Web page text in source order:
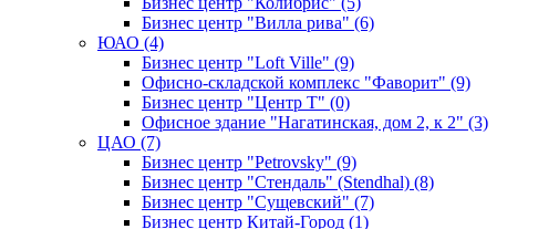
Бизнес центр "Вилла рива" (6)
ЮАО (4)
Бизнес центр "Loft Ville" (9)
Офисно-складской комплекс "Фаворит" (9)
Бизнес центр "Центр Т" (0)
Офисное здание "Нагатинская, дом 2, к 2" (3)
ЦАО (7)
Бизнес центр "Petrovsky" (9)
Бизнес центр "Стендаль" (Stendhal) (8)
Бизнес центр "Сущевский" (7)
Бизнес центр Китай-Город (1)